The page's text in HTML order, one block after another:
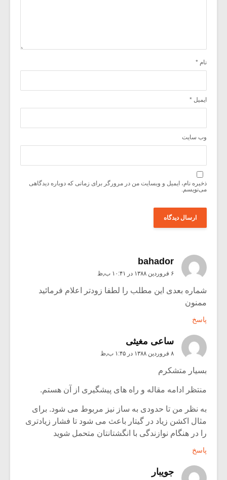
نام *
ایمیل *
وب‌ سایت
ذخیره نام، ایمیل و وبسایت من در مرورگر برای زمانی که دوباره دیدگاهی
می‌نویسم.
bahador
۶ فروردین ۱۳۸۸ در ۱۰:۴۱ ب٫ظ
شماره بعدی این مطلب را لطفا زودتر اعلام فرمائید
ممنون
پاسخ
ساعی مغیثی
۸ فروردین ۱۳۸۸ در ۱:۴۵ ب٫ظ
بسیار متشکرم
منتظر ادامه مقاله و راه های پیشگیری از آن هستم.
به نظر من تا حدودی به ساز نیز مربوط می شود. برای
مثال اکشن زیاد در گیتار باعث می شود تا فشار زیادتری
را در هنگام نوازندگی با انگشتانتان متحمل شوید
پاسخ
جویبار